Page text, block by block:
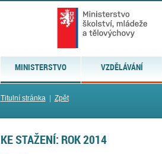
MINISTERSTVO VZDĚLÁVÁNÍ
Titulní stránka| Zpět
KE STAŽENÍ: ROK 2014